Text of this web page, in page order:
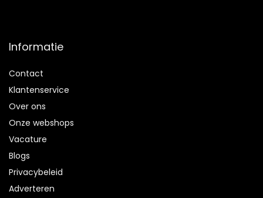
Informatie
Contact
Klantenservice
Over ons
Onze webshops
Vacature
Blogs
Privacybeleid
Adverteren